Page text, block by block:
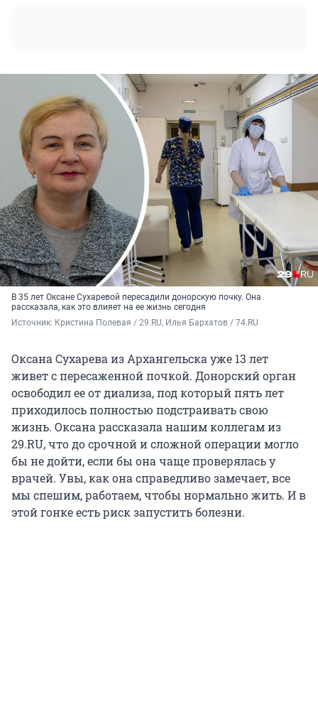
В 35 лет Оксане Сухаревой пересадили донорскую почку. Она
рассказала, как это влияет на ее жизнь сегодня
Источник: Кристина Полевая / 29.RU, Илья Бархатов / 74.RU
Оксана Сухарева из Архангельска уже 13 лет
живет с пересаженной почкой. Донорский орган
освободил ее от диализа, под который пять лет
приходилось полностью подстраивать свою
жизнь. Оксана рассказала нашим коллегам из
29.RU, что до срочной и сложной операции могло
бы не дойти, если бы она чаще проверялась у
врачей. Увы, как она справедливо замечает, все
мы спешим, работаем, чтобы нормально жить. И в
этой гонке есть риск запустить болезни.